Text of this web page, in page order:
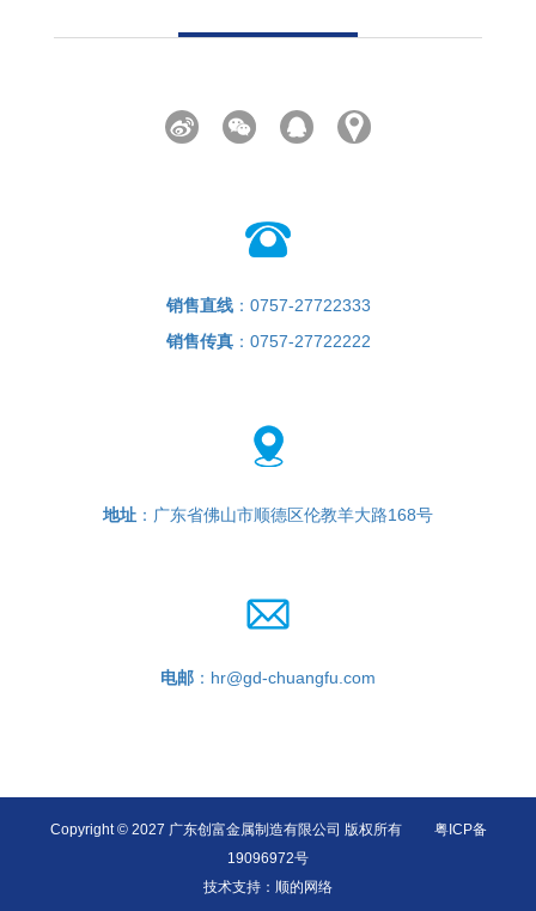
销售直线：0757-27722333
销售传真：0757-27722222
地址 ：广东省佛山市顺德区伦教羊大路168号
电邮 ：hr@gd-chuangfu.com
Copyright © 2027 广东创富金属制造有限公司 版权所有 粤ICP备
19096972号
技术支持： 顺的网络